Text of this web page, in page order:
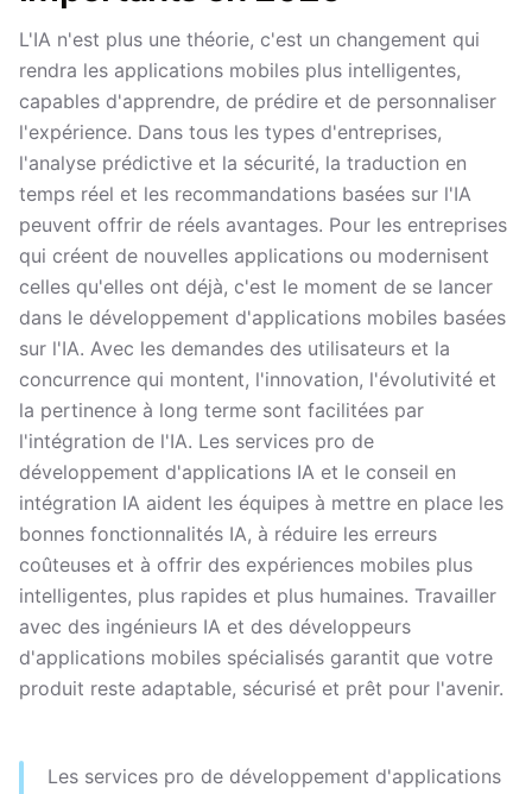
L'IA n'est plus une théorie, c'est un changement qui
rendra les applications mobiles plus intelligentes,
capables d'apprendre, de prédire et de personnaliser
l'expérience. Dans tous les types d'entreprises,
l'analyse prédictive et la sécurité, la traduction en
temps réel et les recommandations basées sur l'IA
peuvent offrir de réels avantages. Pour les entreprises
qui créent de nouvelles applications ou modernisent
celles qu'elles ont déjà, c'est le moment de se lancer
dans le développement d'applications mobiles basées
sur l'IA. Avec les demandes des utilisateurs et la
concurrence qui montent, l'innovation, l'évolutivité et
la pertinence à long terme sont facilitées par
l'intégration de l'IA. Les services pro de
développement d'applications IA et le conseil en
intégration IA aident les équipes à mettre en place les
bonnes fonctionnalités IA, à réduire les erreurs
coûteuses et à offrir des expériences mobiles plus
intelligentes, plus rapides et plus humaines. Travailler
avec des ingénieurs IA et des développeurs
d'applications mobiles spécialisés garantit que votre
produit reste adaptable, sécurisé et prêt pour l'avenir.
Les services pro de développement d'applications